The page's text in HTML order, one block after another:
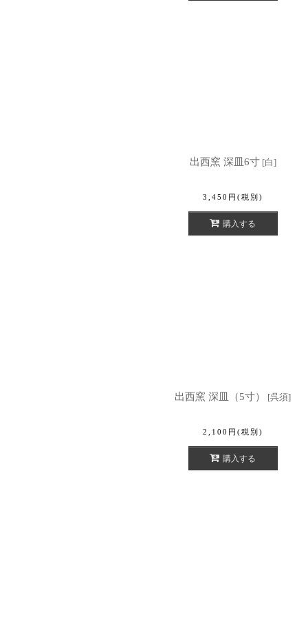
出西窯 深皿6寸 [白]
3,450 円 (税別)
購入する
出西窯 深皿（5寸） [呉須]
2,100 円 (税別)
購入する